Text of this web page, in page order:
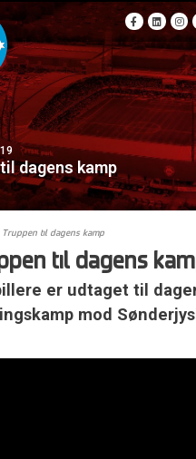
dagens kamp
Truppen til dagens kamp
til dagens
er udtaget til
mod